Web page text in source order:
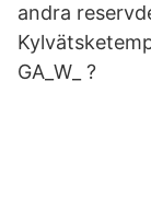
andra
GA_W_ ?